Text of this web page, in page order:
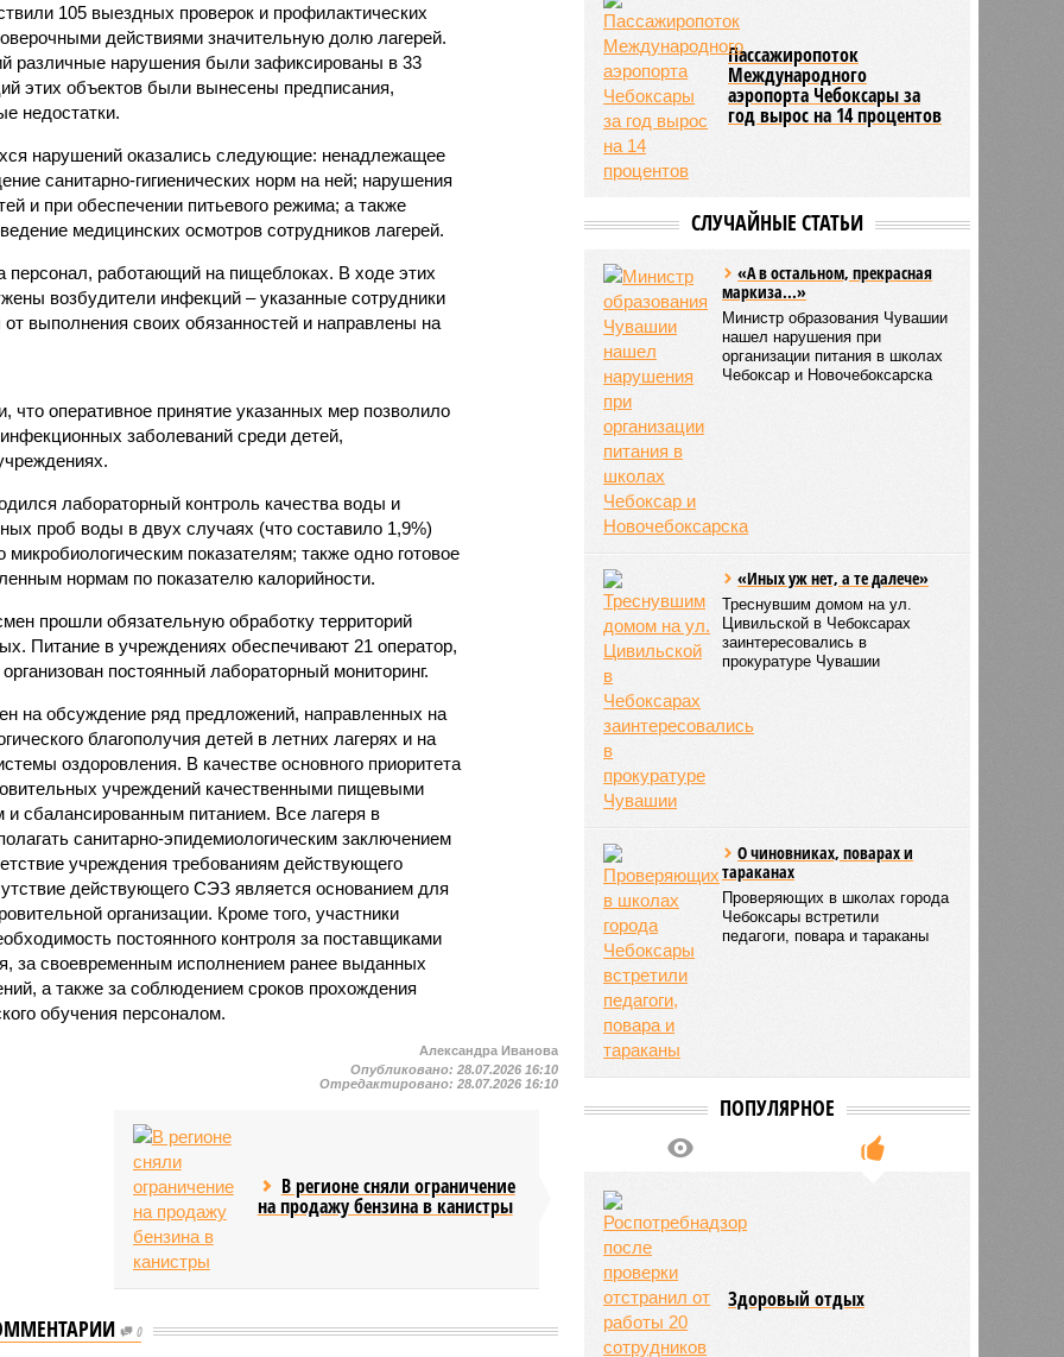
105 выездных проверок и профилактических
действиями значительную долю лагерей.
различные нарушения были зафиксированы в 33
этих объектов были вынесены предписания,
недостатки.
нарушений оказались следующие: ненадлежащее
санитарно-гигиенических норм на ней; нарушения
и при обеспечении питьевого режима; а также
медицинских осмотров сотрудников лагерей.
работающий на пищеблоках. В ходе этих
возбудители инфекций – указанные сотрудники
выполнения своих обязанностей и направлены на
что оперативное принятие указанных мер позволило
заболеваний среди детей,
лабораторный контроль качества воды и
проб воды в двух случаях (что составило 1,9%)
показателям; также одно готовое
нормам по показателю калорийности.
прошли обязательную обработку территорий
Питание в учреждениях обеспечивают 21 оператор,
постоянный лабораторный мониторинг.
на обсуждение ряд предложений, направленных на
благополучия детей в летних лагерях и на
оздоровления. В качестве основного приоритета
учреждений качественными пищевыми
сбалансированным питанием. Все лагеря в
санитарно-эпидемиологическим заключением
учреждения требованиям действующего
действующего СЭЗ является основанием для
организации. Кроме того, участники
постоянного контроля за поставщиками
за своевременным исполнением ранее выданных
а также за соблюдением сроков прохождения
обучения персоналом.
Александра Иванова
Опубликовано:28.07.2026 16:10
Отредактировано:28.07.2026 16:10
В регионе сняли ограничение
на продажу бензина в канистры
0
Пассажиропоток
Международного
аэропорта Чебоксары за
год вырос на 14 процентов
СЛУЧАЙНЫЕ СТАТЬИ
«А в остальном, прекрасная
маркиза...»
Министр образования Чувашии
нашел нарушения при
организации питания в школах
Чебоксар и Новочебоксарска
«Иных уж нет, а те далече»
Треснувшим домом на ул.
Цивильской в Чебоксарах
заинтересовались в
прокуратуре Чувашии
О чиновниках, поварах и
тараканах
Проверяющих в школах города
Чебоксары встретили
педагоги, повара и тараканы
ПОПУЛЯРНОЕ
Здоровый отдых